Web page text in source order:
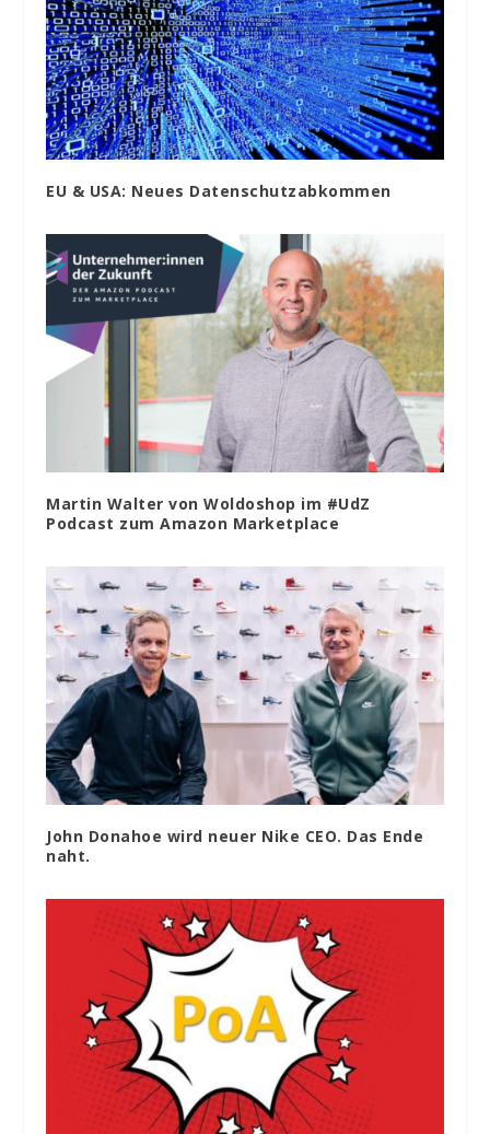
EU & USA: Neues Datenschutzabkommen
Martin Walter von Woldoshop im #UdZ
Podcast zum Amazon Marketplace
John Donahoe wird neuer Nike CEO. Das Ende
naht.